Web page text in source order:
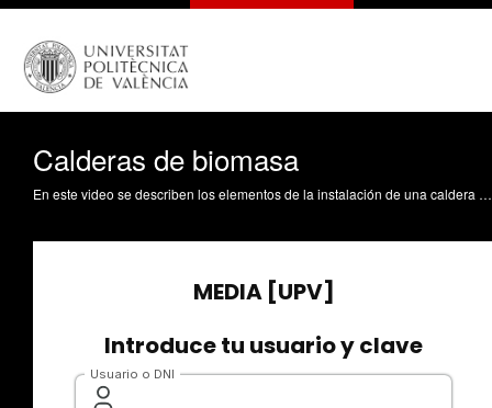
Calderas de biomasa
En este video se describen los elementos de la instalación de una caldera de biomasa sólida, su funcionamiento y las especificaciones que hay que incluir en el proyecto. Velázquez Martí, B. (2017). Calderas de biomasa. https://riunet.upv.es/handle/10251/85764 DER